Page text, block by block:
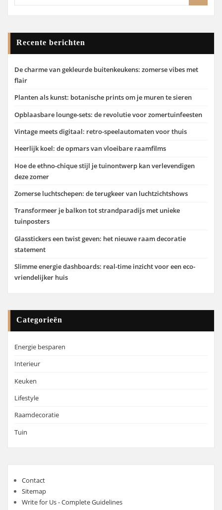
Recente berichten
De charme van gekleurde buitenkeukens: zomerse vibes met
flair
Planten als kunst: botanische prints om je muren te sieren
Opblaasbare lounge-sets: de revolutie voor zomertuinfeesten
Vintage meets digitaal: retro-speelautomaten voor thuis
Heerlijk koel: de opmars van vloeibare raamfilms
Hoe de ethno-chique stijl je tuinontwerp kan verlevendigen
deze zomer
Zomerse luchtschepen: de terugkeer van luchtzichtshows
Transformeer je balkon tot strandparadijs met unieke
tuinposters
Glasstickers een twist geven: het nieuwe raam decoratie
statement
Slimme energie dashboards: real-time inzicht voor een eco-
vriendelijker huis
Categorieën
Energie besparen
Interieur
Keuken
Lifestyle
Raamdecoratie
Tuin
Contact
Sitemap
Write for Us - Complete Guidelines